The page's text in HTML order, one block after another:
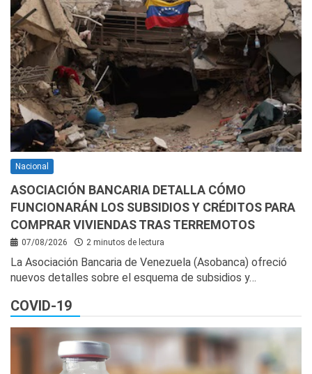
Nacional
ASOCIACIÓN BANCARIA DETALLA CÓMO
FUNCIONARÁN LOS SUBSIDIOS Y CRÉDITOS PARA
COMPRAR VIVIENDAS TRAS TERREMOTOS
07/08/2026 2 minutos de lectura
La Asociación Bancaria de Venezuela (Asobanca) ofreció
nuevos detalles sobre el esquema de subsidios y…
COVID-19